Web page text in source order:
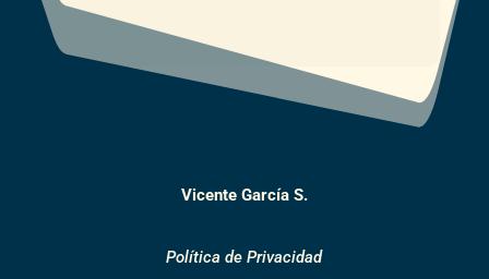
Vicente García S.
Política de Privacidad